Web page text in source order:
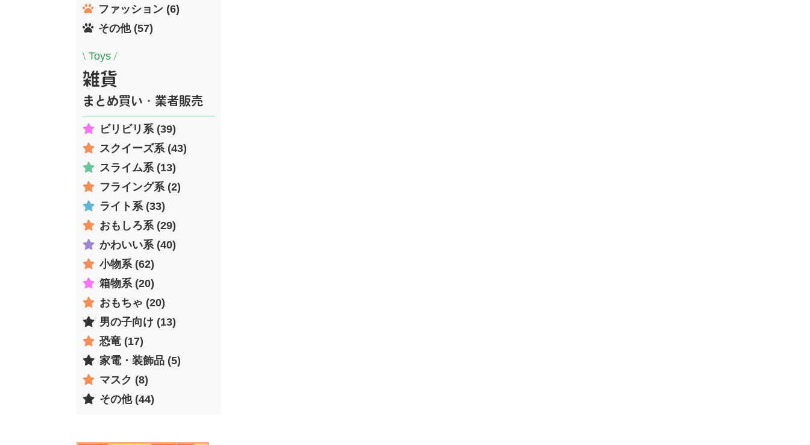
ファッション (6)
その他 (57)
\ Toys /
雑貨
まとめ買い・業者販売
ビリビリ系 (39)
スクイーズ系 (43)
スライム系 (13)
フライング系 (2)
ライト系 (33)
おもしろ系 (29)
かわいい系 (40)
小物系 (62)
箱物系 (20)
おもちゃ (20)
男の子向け (13)
恐竜 (17)
家電・装飾品 (5)
マスク (8)
その他 (44)